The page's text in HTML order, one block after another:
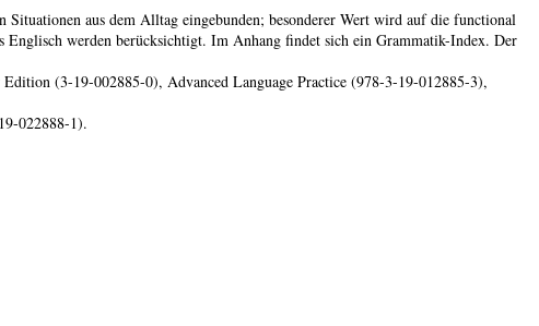
aus dem Alltag eingebunden; besonderer Wert wird auf die functional
werden berücksichtigt. Im Anhang findet sich ein Grammatik-Index. Der
(3-19-002885-0), Advanced Language Practice (978-3-19-012885-3),
022888-1).